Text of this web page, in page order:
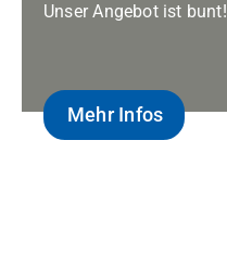
Unser Angebot ist bunt!
Mehr Infos